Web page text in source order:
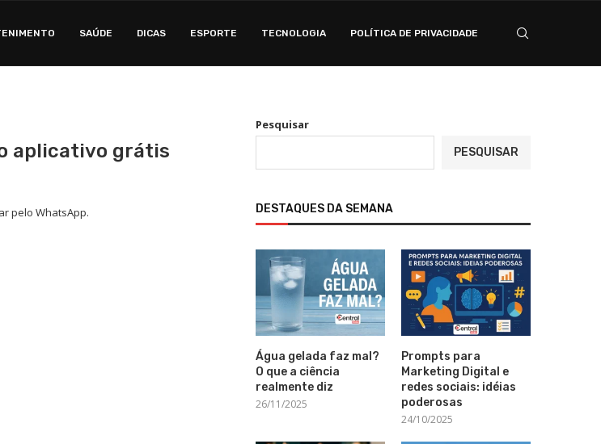
SAÚDE DICAS ESPORTE TECNOLOGIA POLÍTICA DE PRIVACIDADE
aplicativo grátis
pelo WhatsApp.
Pesquisar
PESQUISAR
DESTAQUES DA SEMANA
Água gelada faz mal?
O que a ciência
realmente diz
26/11/2025
Prompts para
Marketing Digital e
redes sociais: idéias
poderosas
24/10/2025